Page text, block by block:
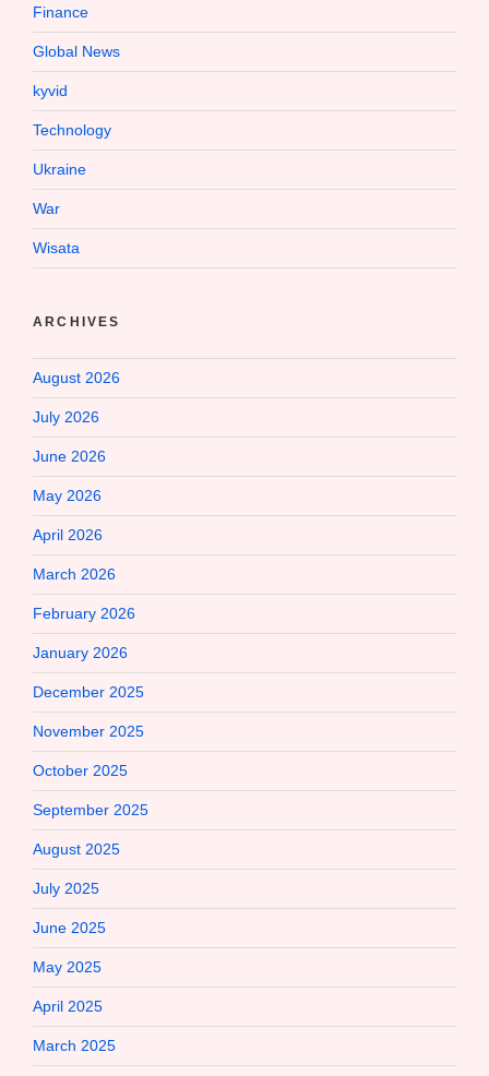
Finance
Global News
kyvid
Technology
Ukraine
War
Wisata
ARCHIVES
August 2026
July 2026
June 2026
May 2026
April 2026
March 2026
February 2026
January 2026
December 2025
November 2025
October 2025
September 2025
August 2025
July 2025
June 2025
May 2025
April 2025
March 2025